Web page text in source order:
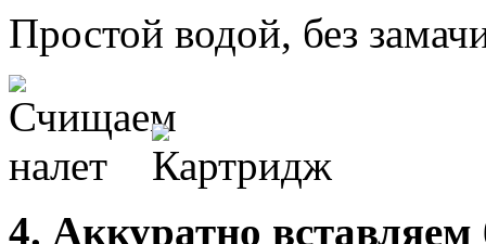
Простой водой, без
4. Аккуратно